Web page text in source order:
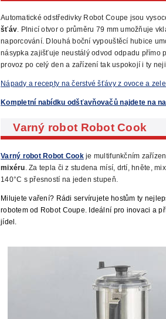
Automatické odstředivky Robot Coupe jsou
šťáv . Plnicí otvor o průměru 79 mm umožňuje
naporcování. Dlouhá boční vypouštěcí hubice
násypka zajišťuje neustálý odvod odpadu přímo
provoz po celý den a zařízení tak uspokojí ity
Nápady a recepty na čerstvé šťávy z ovoce a
Kompletní nabídku odšťavňovačů najdete na
Varný robot Robot Cook
Varný robot Robot Cookje multifunkčním
mixéru. Za tepla či z studena mísí, drtí, hněte,
140°C s přesností na jeden stupeň.
Milujete vaření? Rádi servírujete hostům ty
robotemod Robot Coupe. Ideální pro inovaci a
jídel.